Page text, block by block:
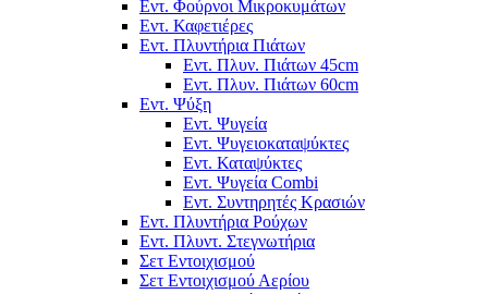
Εντ. Φούρνοι Μικροκυμάτων
Εντ. Καφετιέρες
Εντ. Πλυντήρια Πιάτων
Εντ. Πλυν. Πιάτων 45cm
Εντ. Πλυν. Πιάτων 60cm
Εντ. Ψύξη
Εντ. Ψυγεία
Εντ. Ψυγειοκαταψύκτες
Εντ. Καταψύκτες
Εντ. Ψυγεία Combi
Εντ. Συντηρητές Κρασιών
Εντ. Πλυντήρια Ρούχων
Εντ. Πλυντ. Στεγνωτήρια
Σετ Εντοιχισμού
Σετ Εντοιχισμού Αερίου